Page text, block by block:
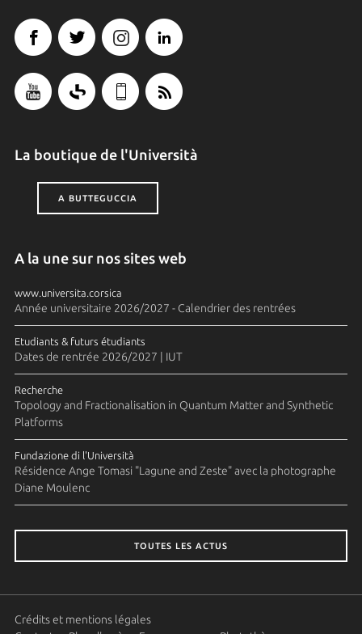
La boutique de l'Università
A BUTTEGUCCIA
A la une sur nos sites web
www.universita.corsica
Année universitaire 2026/2027 - Calendrier des rentrées
Etudiants & futurs étudiants
Dates de rentrée 2026/2027 | IUT
Recherche
Topology and Fractionalisation in Quantum Matter and Synthetic
Platforms
Fundazione di l'Università
Résidence Ange Tomasi "Lagune and Zeste" avec la photographe
Diane Moulenc
TOUTES LES ACTUS
Crédits et mentions légales